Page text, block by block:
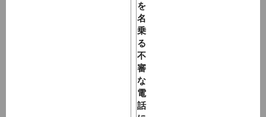
を
名
乗
る
不
審
な
電
話